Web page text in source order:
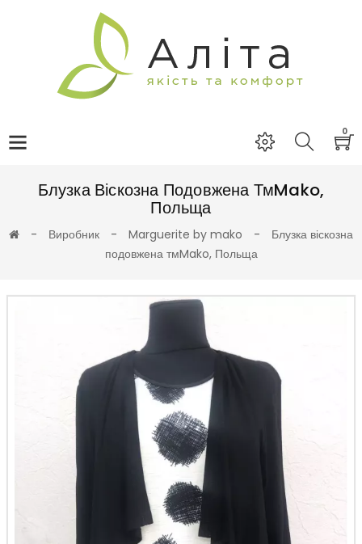
0
Блузка Віскозна Подовжена ТмMako,
Польща
Виробник Marguerite by mako
Блузка віскозна
подовжена тмMako, Польща